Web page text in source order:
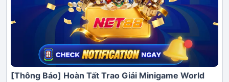
[Thông Báo] Hoàn Tất Trao Giải Minigame World